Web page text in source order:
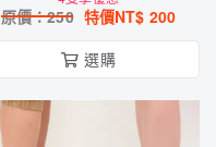
原價：250 特價NT$ 200
選購